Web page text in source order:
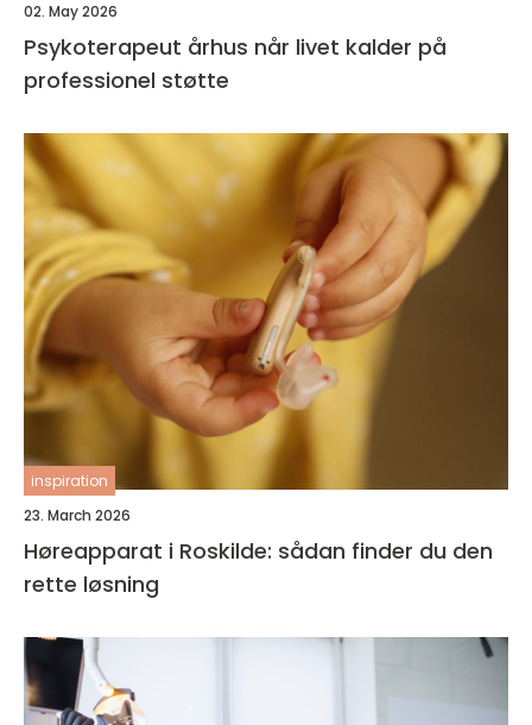
02. May 2026
Psykoterapeut århus når livet kalder på
professionel støtte
inspiration
23. March 2026
Høreapparat i Roskilde: sådan finder du den
rette løsning